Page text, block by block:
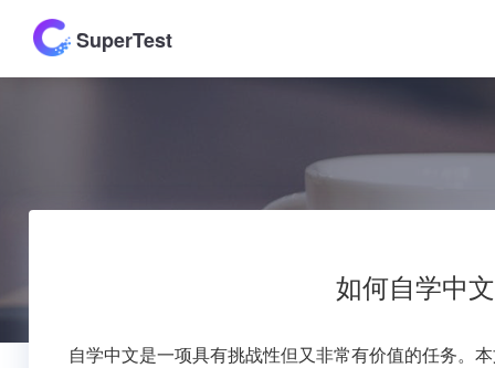
SuperTest
如何自学中
自学中文是一项具有挑战性但又非常有价值的任务。